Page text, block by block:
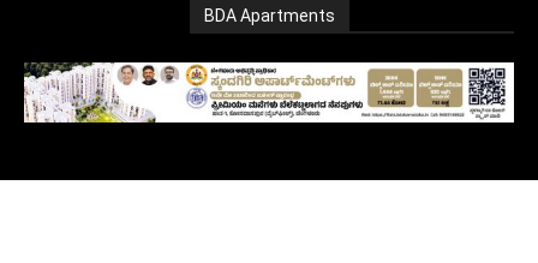
BDA Apartments